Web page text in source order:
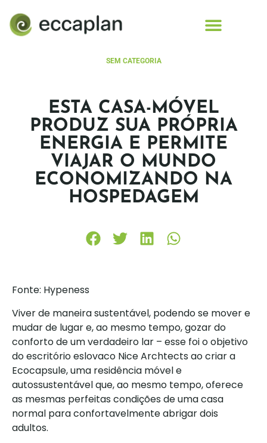
SEM CATEGORIA
ESTA CASA-MÓVEL
PRODUZ SUA PRÓPRIA
ENERGIA E PERMITE
VIAJAR O MUNDO
ECONOMIZANDO NA
HOSPEDAGEM
Fonte: Hypeness
Viver de maneira sustentável, podendo se mover e
mudar de lugar e, ao mesmo tempo, gozar do
conforto de um verdadeiro lar – esse foi o objetivo
do escritório eslovaco Nice Archtects ao criar a
Ecocapsule, uma residência móvel e
autossustentável que, ao mesmo tempo, oferece
as mesmas perfeitas condições de uma casa
normal para confortavelmente abrigar dois
adultos.